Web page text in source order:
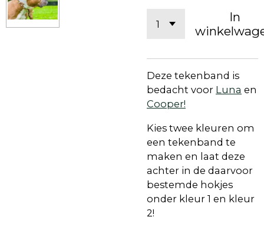
In
Deze tekenband is
bedacht voor Luna en
Cooper!
Kies twee kleuren om
een tekenband te
maken en laat deze
achter in de daarvoor
bestemde hokjes
onder kleur 1 en kleur
2!